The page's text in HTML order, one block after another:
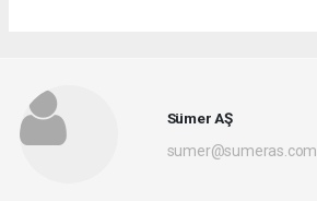
Sümer AŞ
sumer@sumeras.com